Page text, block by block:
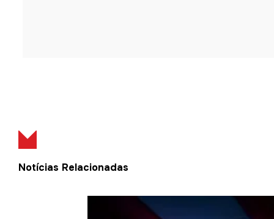
Notícias Relacionadas